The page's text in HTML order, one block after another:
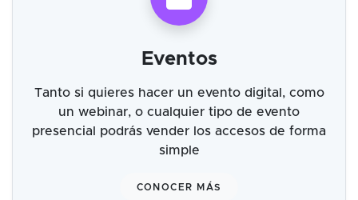
Eventos
Tanto si quieres hacer un evento digital, como
un webinar, o cualquier tipo de evento
presencial podrás vender los accesos de forma
simple
CONOCER MÁS